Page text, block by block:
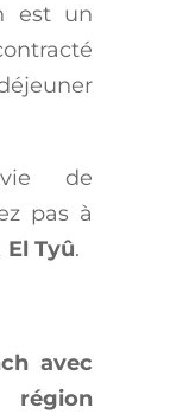
est un
de
pas à
El Tyû.
avec
région